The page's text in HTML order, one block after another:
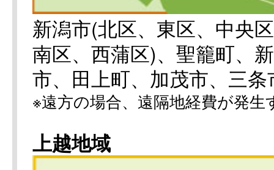
新潟市(北区、東区、中央
南区、西蒲区)、聖籠町、
市、田上町、加茂市、三
※遠方の場合、遠隔地経費が発
上越地域